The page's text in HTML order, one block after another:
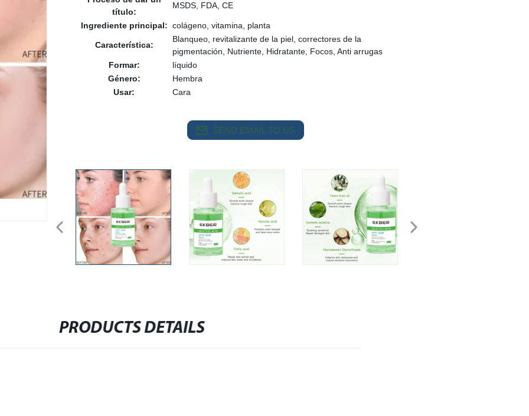
título:
MSDS, FDA, CE
Ingrediente principal: colágeno, vitamina, planta
Característica:
Blanqueo, revitalizante de la piel, correctores de la
pigmentación, Nutriente, Hidratante, Focos, Anti arrugas
Formar:
líquido
Género:
Hembra
Usar:
Cara
SEND EMAIL TO US
PRODUCTS DETAILS